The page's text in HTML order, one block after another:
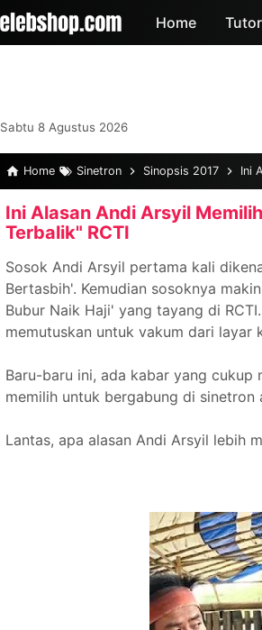
Home
Sabtu 8 Agustus 2026
Home Sinetron Sinopsis 2017 Ini
Ini Alasan Andi Arsyil
Terbalik" RCTI
Sosok Andi Arsyil pertama kali
Bertasbih'. Kemudian sosoknya
Bubur Naik Haji' yang tayang di
memutuskan untuk vakum dari layar
Baru-baru ini, ada kabar yang cukup
memilih untuk bergabung di sinetron
Lantas, apa alasan Andi Arsyil lebih